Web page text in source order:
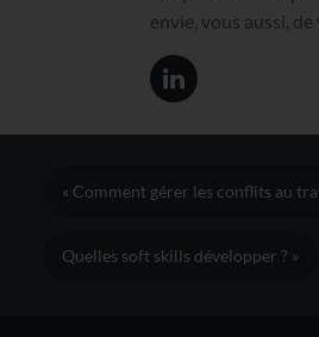
envie, vous aussi, de
« Comment gérer les conflits au
Quelles soft skills développer ? »